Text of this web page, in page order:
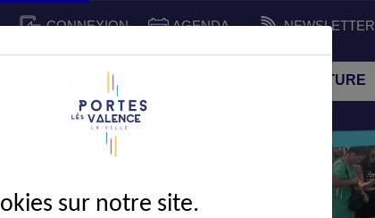
CONNEXION AGENDA NEWSLETTER
CADRE DE VIE SPORT ET CULTURE
sur notre site.